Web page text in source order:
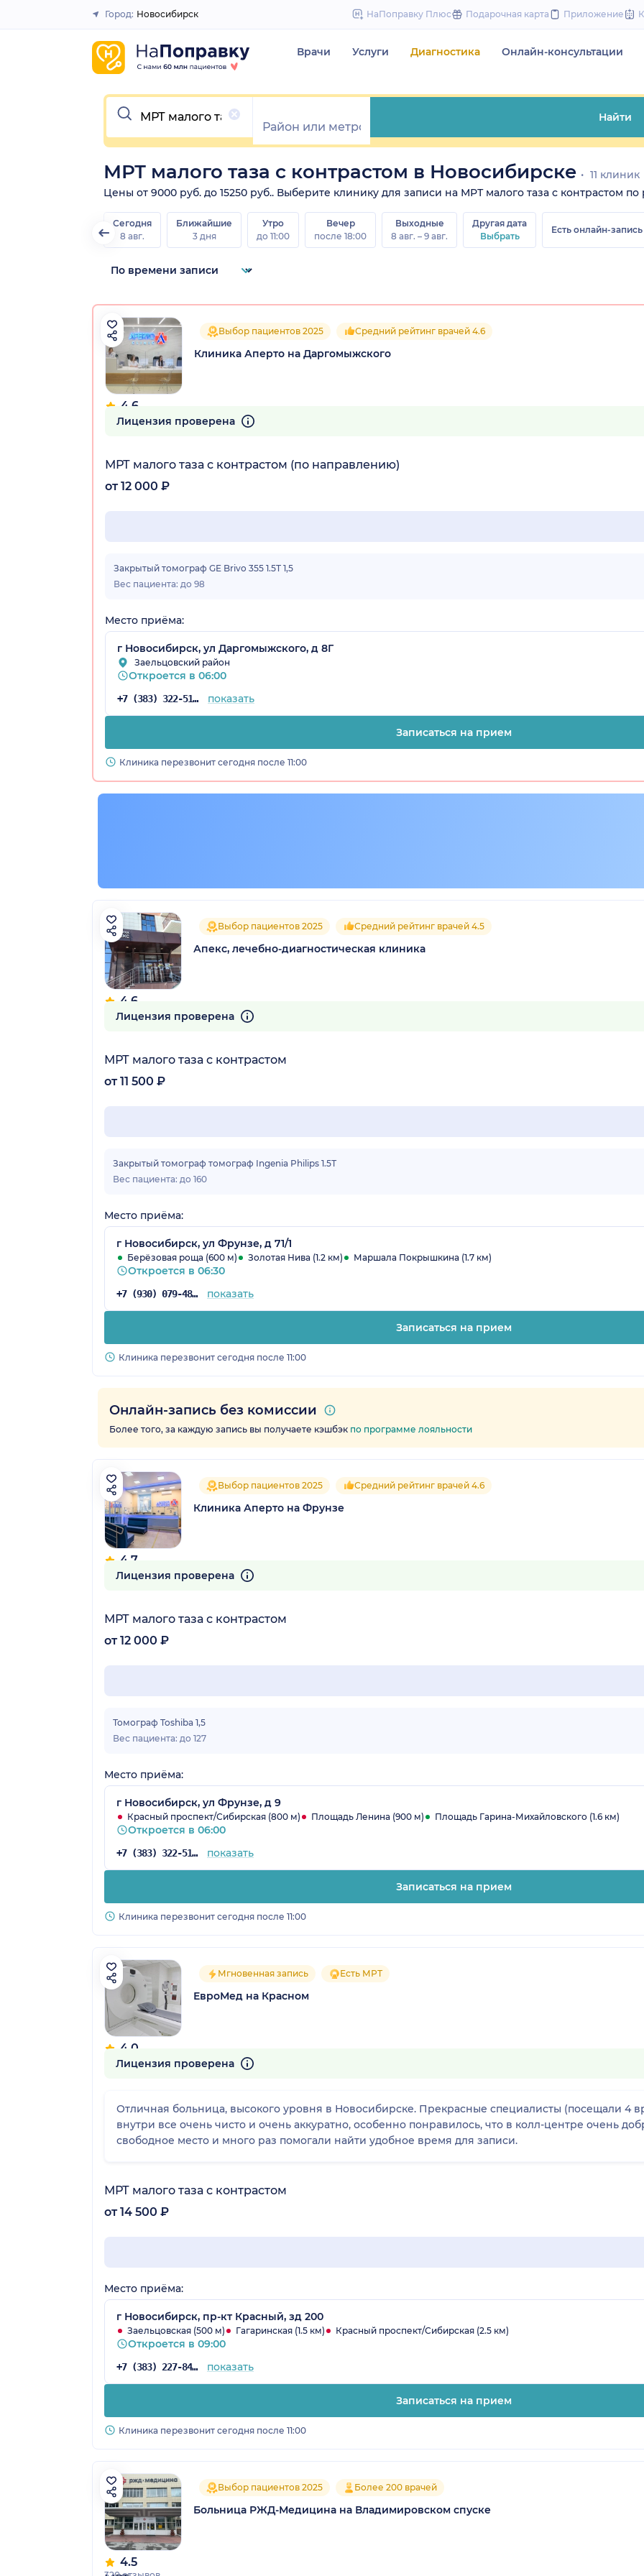
to
Закрыть
Город: Новосибирск НаПоправку Плюс Подарочная карта Приложение
Врачи Услуги Диагностика Онлайн-консультации
Очистить
Найти
МРТ малого таза с контрастом в Новосибирске
11 клиник
Цены от 9000 руб. до 15250 руб.. Выберите клинику для записи на МРТ малого таза с контрастом по
Сегодня
8 авг.
Ближайшие
3 дня
Утро
до 11:00
Вечер
после 18:00
Выходные
8 авг. – 9 авг.
Другая дата
Выбрать
Есть онлайн-запись
4.6
80 отзывов
Выбор пациентов 2025 Средний рейтинг врачей 4.6
Клиника Аперто на Даргомыжского
Лицензия проверена
МРТ малого таза с контрастом (по направлению)
от 12 000 ₽
Закрытый томограф GE Brivo 355 1.5T 1,5
Вес пациента: до 98
Место приёма:
г Новосибирск, ул Даргомыжского, д 8Г
Заельцовский район
Откроется в 06:00
+7 (383) 322-51-94 показать
Записаться на прием
Клиника перезвонит сегодня после 11:00
4.6
77 отзывов
Выбор пациентов 2025 Средний рейтинг врачей 4.5
Апекс, лечебно-диагностическая клиника
Лицензия проверена
МРТ малого таза с контрастом
от 11 500 ₽
Закрытый томограф томограф Ingenia Philips 1.5Т
Вес пациента: до 160
Место приёма:
г Новосибирск, ул Фрунзе, д 71/1
Берёзовая роща (600 м) Золотая Нива (1.2 км) Маршала Покрышкина (1.7 км)
Откроется в 06:30
+7 (930) 079-48-69 показать
Записаться на прием
Клиника перезвонит сегодня после 11:00
Онлайн-запись без комиссии
Более того, за каждую запись вы получаете кэшбэк по программе лояльности
4.7
118 отзывов
Выбор пациентов 2025 Средний рейтинг врачей 4.6
Клиника Аперто на Фрунзе
Лицензия проверена
МРТ малого таза с контрастом
от 12 000 ₽
Томограф Toshiba 1,5
Вес пациента: до 127
Место приёма:
г Новосибирск, ул Фрунзе, д 9
Красный проспект/Сибирская (800 м) Площадь Ленина (900 м) Площадь Гарина-Михайловского (1.6 км)
Откроется в 06:00
+7 (383) 322-51-94 показать
Записаться на прием
Клиника перезвонит сегодня после 11:00
4.0
10 отзывов
Мгновенная запись Есть МРТ
ЕвроМед на Красном
Лицензия проверена
Отличная больница, высокого уровня в Новосибирске. Прекрасные специалисты (посещали 4
внутри все очень чисто и очень аккуратно, особенно понравилось, что в колл-центре очень
свободное место и много раз помогали найти удобное время для записи.
МРТ малого таза с контрастом
от 14 500 ₽
Место приёма:
г Новосибирск, пр-кт Красный, зд 200
Заельцовская (500 м) Гагаринская (1.5 км) Красный проспект/Сибирская (2.5 км)
Откроется в 09:00
+7 (383) 227-84-67 показать
Записаться на прием
Клиника перезвонит сегодня после 11:00
4.5
Выбор пациентов 2025 Более 200 врачей
Больница РЖД-Медицина на Владимировском спуске